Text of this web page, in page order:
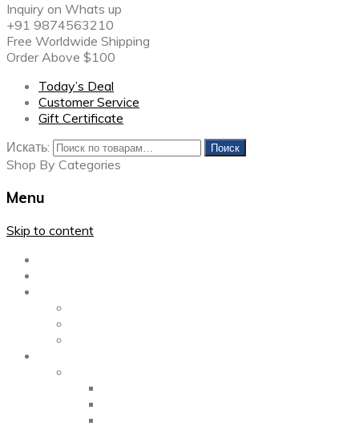
Inquiry on Whats up
+91 9874563210
Free Worldwide Shipping
Order Above $100
Today’s Deal
Customer Service
Gift Certificate
Искать:
Поиск
Shop By Categories
Menu
Skip to content